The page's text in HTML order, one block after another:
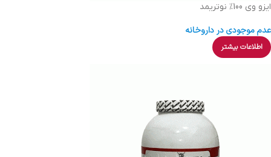
ایزو وی 100% نوتریمد
عدم موجودی در داروخانه
اطلاعات بیشتر